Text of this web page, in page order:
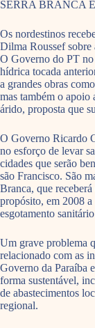
SERRA BRANCA
Os nordestinos
Dilma Roussef sobre
O Governo do PT no
hídrica tocada
a grandes obras
mas também o
árido, proposta que
O Governo Ricardo
no esforço de levar
cidades que serão
são Francisco. São
Branca, que
propósito, em 2008
esgotamento
Um grave problema
relacionado com as
Governo da Paraíba
forma sustentável,
de abastecimentos
regional.